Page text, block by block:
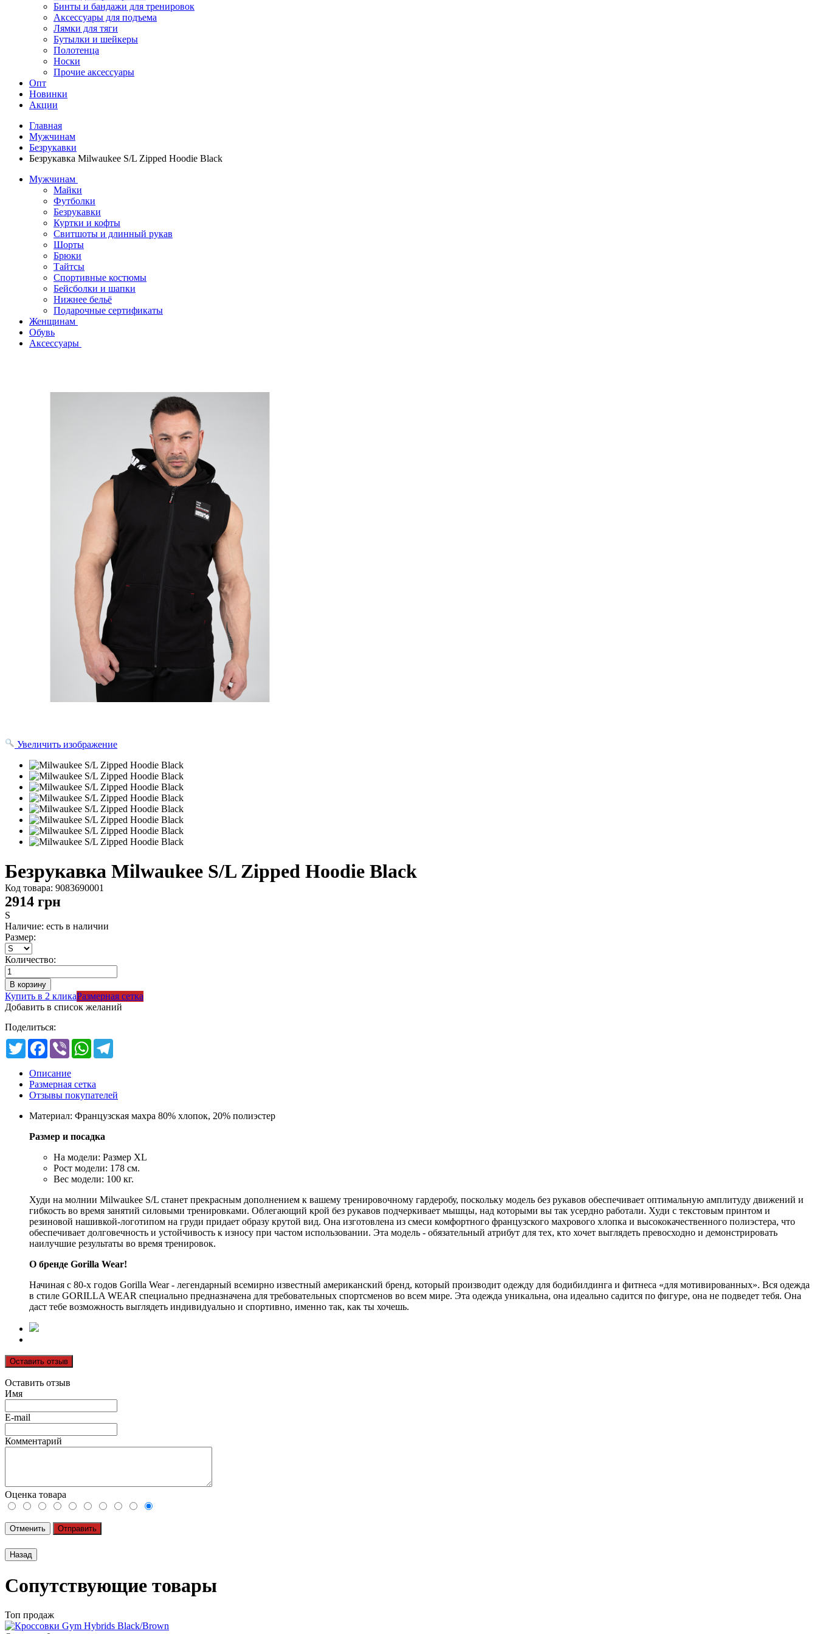
Бинты и бандажи для тренировок
Аксессуары для подъема
Лямки для тяги
Бутылки и шейкеры
Полотенца
Носки
Прочие аксессуары
Опт
Новинки
Акции
Главная
Мужчинам
Безрукавки
Безрукавка Milwaukee S/L Zipped Hoodie Black
Мужчинам
Майки
Футболки
Безрукавки
Куртки и кофты
Свитшоты и длинный рукав
Шорты
Брюки
Тайтсы
Спортивные костюмы
Бейсболки и шапки
Нижнее бельё
Подарочные сертификаты
Женщинам
Обувь
Аксессуары
Увеличить изображение
Безрукавка Milwaukee S/L Zipped Hoodie Black
Код товара: 9083690001
2914 грн
S
Наличие: есть в наличии
Размер:
Количество:
Купить в 2 кликаРазмерная сетка
Добавить в список желаний
Поделиться:
TwitterFacebook
Viber WhatsApp
Описание
Размерная сетка
Отзывы покупателей
Материал: Французская махра 80% хлопок, 20% полиэстер
Размер и посадка
На модели: Размер XL
Рост модели: 178 см.
Вес модели: 100 кг.
Худи на молнии Milwaukee S/L станет прекрасным дополнением к вашему тренировочному гардеробу, поскольку модель без рукавов обеспечивает оптимальную амплитуду движений и
гибкость во время занятий силовыми тренировками. Облегающий крой без рукавов подчеркивает мышцы, над которыми вы так усердно работали. Худи с текстовым принтом и
резиновой нашивкой-логотипом на груди придает образу крутой вид. Она изготовлена из смеси комфортного французского махрового хлопка и высококачественного полиэстера, что
обеспечивает долговечность и устойчивость к износу при частом использовании. Эта модель - обязательный атрибут для тех, кто хочет выглядеть превосходно и демонстрировать
наилучшие результаты во время тренировок.
О бренде Gorilla Wear!
Начиная с 80-х годов Gorilla Wear - легендарный всемирно известный американский бренд, который производит одежду для бодибилдинга и фитнеса «для мотивированных». Вся одежда
в стиле GORILLA WEAR специально предназначена для требовательных спортсменов во всем мире. Эта одежда уникальна, она идеально садится по фигуре, она не подведет тебя. Она
даст тебе возможность выглядеть индивидуально и спортивно, именно так, как ты хочешь.
Оставить отзыв
Оставить отзыв
Имя
E-mail
Комментарий
Оценка товара
Отменить Отправить
Сопутствующие товары
Топ продаж